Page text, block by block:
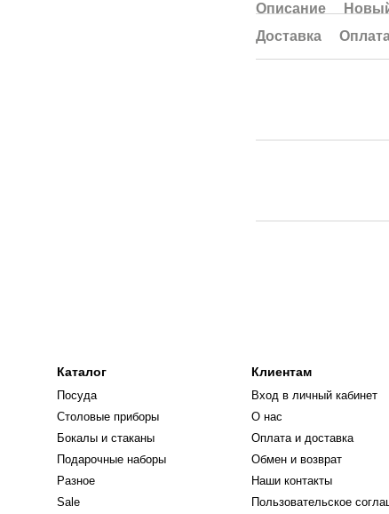
Описание
Доставка
Каталог
Посуда
Столовые приборы
Бокалы и стаканы
Подарочные наборы
Разное
Sale
Клиентам
Вход в личный кабинет
О нас
Оплата и доставка
Обмен и возврат
Наши контакты
Пользовательское